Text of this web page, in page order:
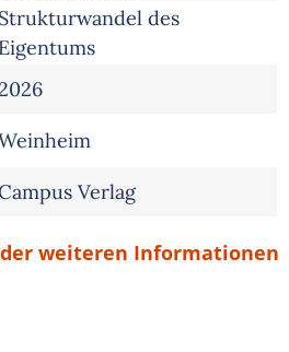
Strukturwandel des
Eigentums
Verlag
weiteren Informationen